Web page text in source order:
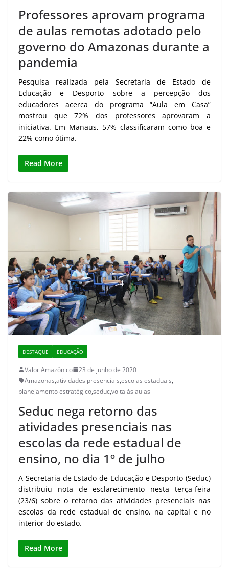
Professores aprovam programa
de aulas remotas adotado pelo
governo do Amazonas durante a
pandemia
Pesquisa realizada pela Secretaria de Estado de
Educação e Desporto sobre a percepção dos
educadores acerca do programa “Aula em Casa”
mostrou que 72% dos professores aprovaram a
iniciativa. Em Manaus, 57% classificaram como boa e
22% como ótima.
Read More
DESTAQUE EDUCAÇÃO
Valor Amazônico
23 de junho de 2020
Amazonas,atividades presenciais,escolas estaduais,
planejamento estratégico,seduc,volta às aulas
Seduc nega retorno das
atividades presenciais nas
escolas da rede estadual de
ensino, no dia 1º de julho
A Secretaria de Estado de Educação e Desporto (Seduc)
distribuiu nota de esclarecimento nesta terça-feira
(23/6) sobre o retorno das atividades presenciais nas
escolas da rede estadual de ensino, na capital e no
interior do estado.
Read More